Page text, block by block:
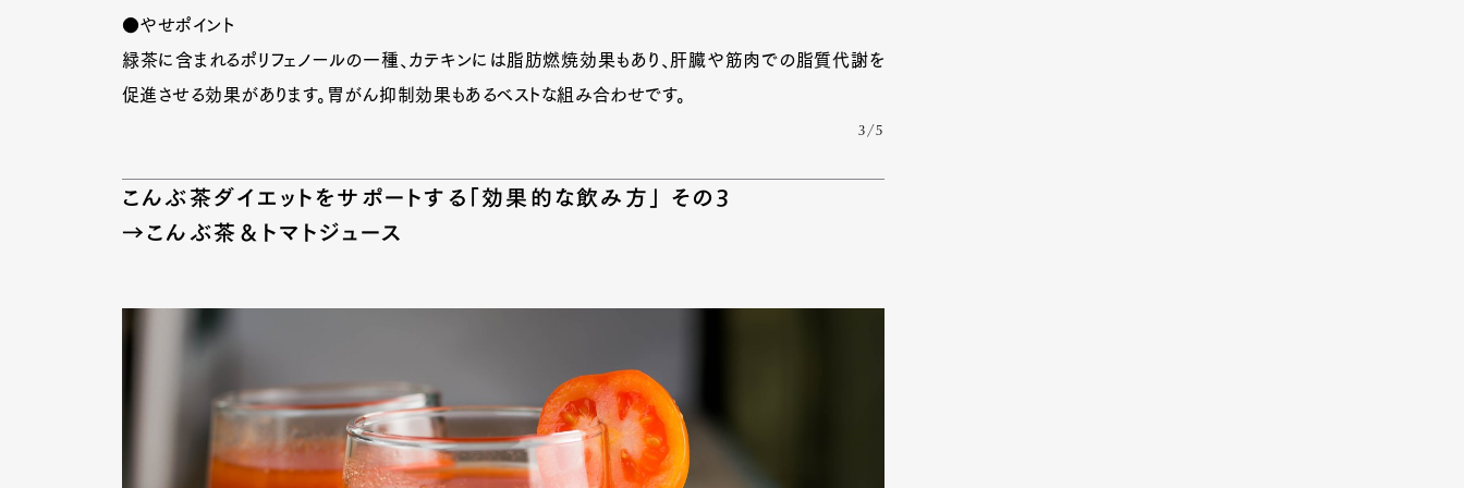
●やせポイント
緑茶に含まれるポリフェノールの一種、カテキンには脂肪燃焼効果もあり、肝臓や筋肉での脂質代謝を
促進させる効果があります。胃がん抑制効果もあるベストな組み合わせです。
3/5
こんぶ茶ダイエットをサポートする「効果的な飲み方」 その3
→こんぶ茶＆トマトジュース